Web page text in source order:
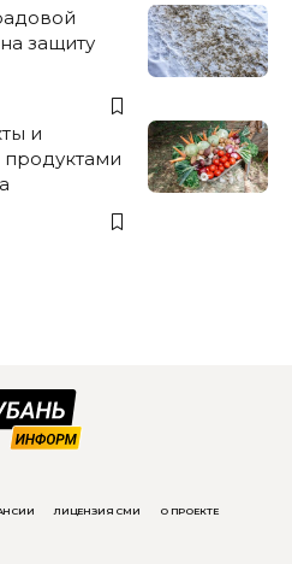
защиту
и
продуктами
ЛИЦЕНЗИЯ СМИ О ПРОЕКТЕ